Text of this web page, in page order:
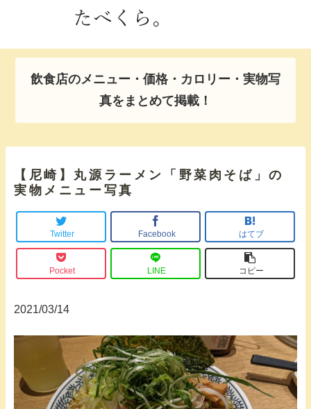
飲食店のメニュー・価格・カロリー・実物写
真をまとめて掲載！
【尼崎】丸源ラーメン「野菜肉そば」の
実物メニュー写真
Twitter Facebook はてブ
Pocket LINE コピー
2021/03/14